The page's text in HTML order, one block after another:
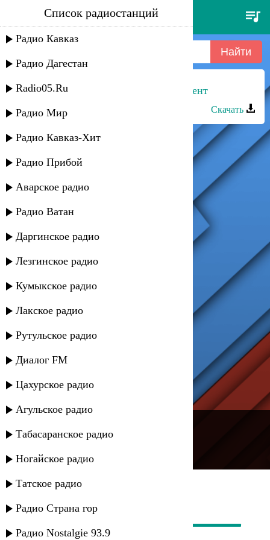
gregorian - moment of peace
Список радиостанций
Радио Кавказ
Радио Дагестан
Radio05.Ru
Радио Мир
Радио Кавказ-Хит
Радио Прибой
Аварское радио
Радио Ватан
Даргинское радио
Лезгинское радио
Кумыкское радио
Лакское радио
Рутульское радио
Диалог FM
Цахурское радио
Агульское радио
Табасаранское радио
Ногайское радио
Татское радио
Радио Страна гор
Радио Nostalgie 93.9
Гульмет и Алан - Деликатный момент
Скачать
---
Русское радио